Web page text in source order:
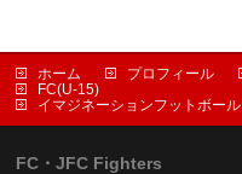
ホーム プロフィール
FC(U-15)
イマジネーションフットボール
FC・JFC Fighters